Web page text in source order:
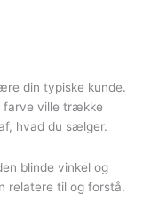
din typiske kunde.
farve ville trække
hvad du sælger.
blinde vinkel og
relatere til og forstå.⁠⁠